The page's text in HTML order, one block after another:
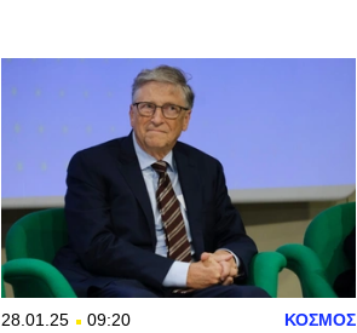
28.01.25 09:20 ΚΟΣΜΟΣ